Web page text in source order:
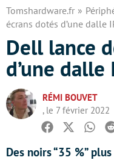
Tomshardware.fr
écrans dotés d’une dalle
Dell lance
d’une dalle
RÉMI BOUVET
, le 7 février 2022
Facebook
Twitter
Des noirs “35 %”